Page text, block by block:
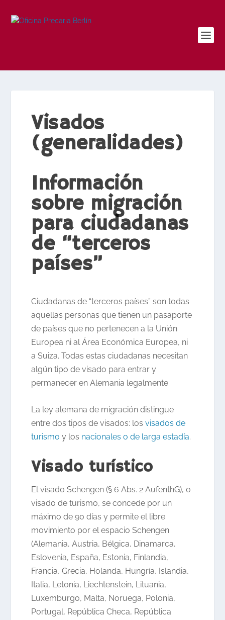
Visados
(generalidades)
Información
sobre migración
para ciudadanas
de “terceros
países”
Ciudadanas de “terceros países” son todas
aquellas personas que tienen un pasaporte
de países que no pertenecen a la Unión
Europea ni al Área Económica Europea, ni
a Suiza. Todas estas ciudadanas necesitan
algún tipo de visado para entrar y
permanecer en Alemania legalmente.
La ley alemana de migración distingue
entre dos tipos de visados: losvisados de
turismo y los nacionales o de larga estadía.
Visado turístico
El visado Schengen (§ 6 Abs. 2 AufenthG), o
visado de turismo, se concede por un
máximo de 90 días y permite el libre
movimiento por el espacio Schengen
(Alemania, Austria, Bélgica, Dinamarca,
Eslovenia, España, Estonia, Finlandia,
Francia, Grecia, Holanda, Hungría, Islandia,
Italia, Letonia, Liechtenstein, Lituania,
Luxemburgo, Malta, Noruega, Polonia,
Portugal, República Checa, República